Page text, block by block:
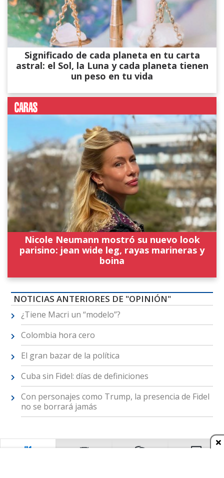
Significado de cada planeta en tu carta
astral: el Sol, la Luna y cada planeta tienen
un peso en tu vida
Nicole Neumann mostró su nuevo look
parisino: jean wide leg, rayas marineras y
boina
NOTICIAS ANTERIORES DE "OPINIÓN"
¿Tiene Macri un “modelo”?
Colombia hora cero
El gran bazar de la política
Cuba sin Fidel: días de definiciones
Con personajes como Trump, la presencia de Fidel
no se borrará jamás